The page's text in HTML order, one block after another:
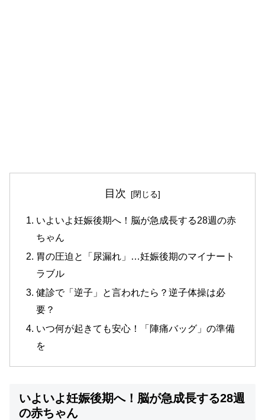
目次
いよいよ妊娠後期へ！脳が急成長する28週の赤
ちゃん
胃の圧迫と「尿漏れ」…妊娠後期のマイナート
ラブル
健診で「逆子」と言われたら？逆子体操は必
要？
いつ何が起きても安心！「陣痛バッグ」の準備
を
いよいよ妊娠後期へ！脳が急成長する28週
の赤ちゃん